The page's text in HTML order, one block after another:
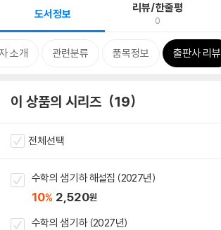
도서정보 리뷰/한줄평
0
소개 관련분류 품목정보 출판사 리뷰
이 상품의 시리즈 19
전체선택
수학의 샘 기하 해설집 (2027년)
10% 2,520원
수학의 샘 기하 (2027년)